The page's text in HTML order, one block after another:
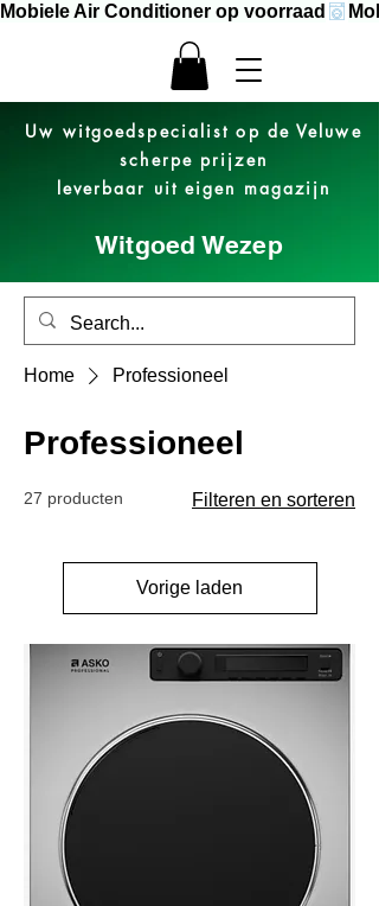
Uw witgoedspecialist op de Veluwe
scherpe prijzen
leverbaar uit eigen magazijn
Witgoed Wezep
Mobiele Air Conditioner op voorraad
Home Professioneel
Professioneel
27 producten Filteren en sorteren
Vorige laden